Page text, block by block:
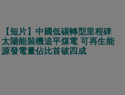
【短片】中國低碳轉型里程碑
太陽能裝機追平煤電 可再生能
源發電量佔比首破四成